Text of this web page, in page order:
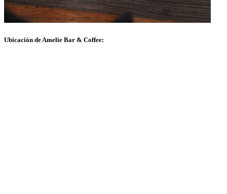
Ubicación de Amelie Bar & Coffee: